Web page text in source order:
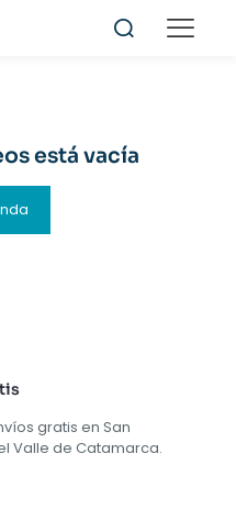
está vacía
gratis en San
Valle de Catamarca.